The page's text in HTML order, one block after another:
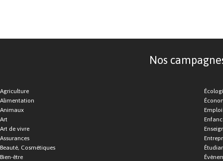
Nos
Agriculture
Alimentation
Animaux
Art
Art de vivre
Assurances
Beauté, Cosmétiques
Bien-être
Emploi